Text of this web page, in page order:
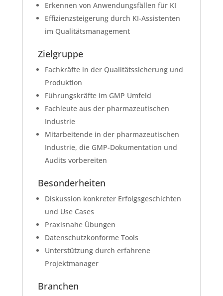
Erkennen von Anwendungsfällen für KI
Effizienzsteigerung durch KI-Assistenten
im Qualitätsmanagement
Zielgruppe
Fachkräfte in der Qualitätssicherung und
Produktion
Führungskräfte im GMP Umfeld
Fachleute aus der pharmazeutischen
Industrie
Mitarbeitende in der pharmazeutischen
Industrie, die GMP-Dokumentation und
Audits vorbereiten
Besonderheiten
Diskussion konkreter Erfolgsgeschichten
und Use Cases
Praxisnahe Übungen
Datenschutzkonforme Tools
Unterstützung durch erfahrene
Projektmanager
Branchen